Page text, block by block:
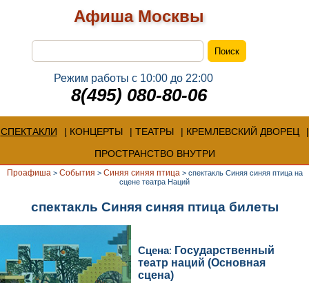
Афиша Москвы
Режим работы с 10:00 до 22:00
8(495) 080-80-06
СПЕКТАКЛИ КОНЦЕРТЫ ТЕАТРЫ
КРЕМЛЕВСКИЙ ДВОРЕЦ
ПРОСТРАНСТВО ВНУТРИ
Проафиша > События > Синяя синяя птица > спектакль Синяя синяя птица на
сцене театра Наций
спектакль Синяя синяя птица билеты
Сцена: Государственный
театр наций (Основная
сцена)